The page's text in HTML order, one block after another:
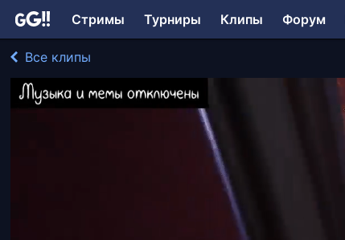
Стримы Турниры Клипы Форум
Все клипы
Aldarie играл в Games + Demos